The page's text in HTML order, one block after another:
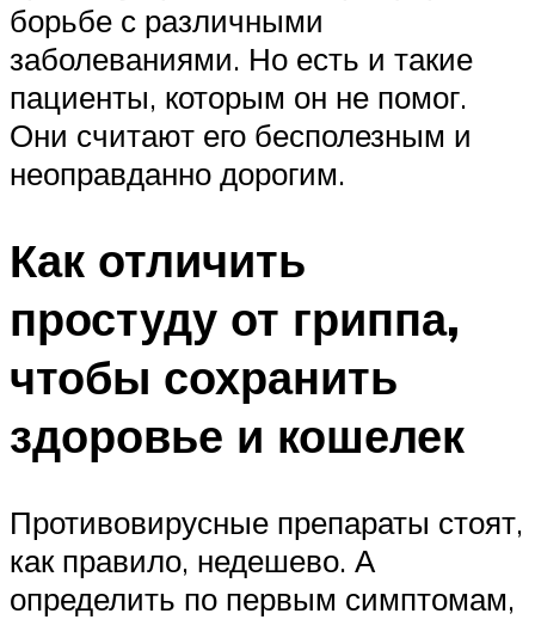
борьбе с различными
заболеваниями. Но есть и такие
пациенты, которым он не помог.
Они считают его бесполезным и
неоправданно дорогим.
Как отличить
простуду от гриппа,
чтобы сохранить
здоровье и кошелек
Противовирусные препараты стоят,
как правило, недешево. А
определить по первым симптомам,